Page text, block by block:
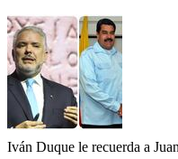
Iván Duque le recuerda a